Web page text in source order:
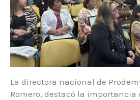
La directora nacional de
Romero, destacó la importancia